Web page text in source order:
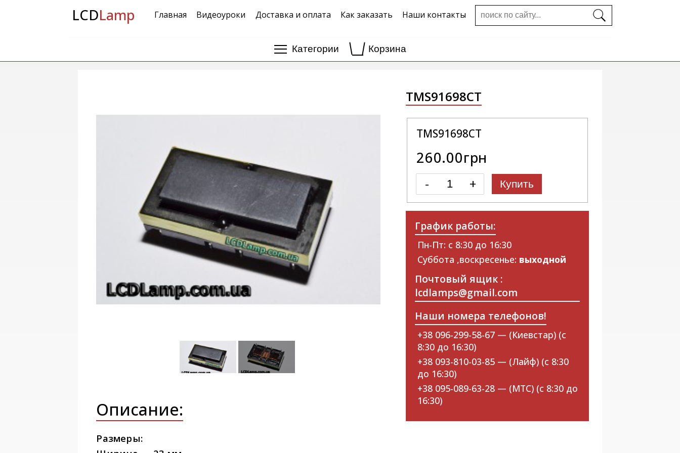
LCDLamp Главная Видеоуроки Доставка и оплата Как заказать Наши контакты
Категории Корзина
Описание:
Размеры:
TMS91698CT
TMS91698CT
260.00грн
- + Купить
График работы:
Пн-Пт: с 8:30 до 16:30
Суббота ,воскресенье: выходной
Почтовый ящик :
lcdlamps@gmail.com
Наши номера телефонов!
+38 096-299-58-67 — (Киевстар) (с
8:30 до 16:30)
+38 093-810-03-85 — (Лайф) (с 8:30
до 16:30)
+38 095-089-63-28 — (МТС) (с 8:30 до
16:30)